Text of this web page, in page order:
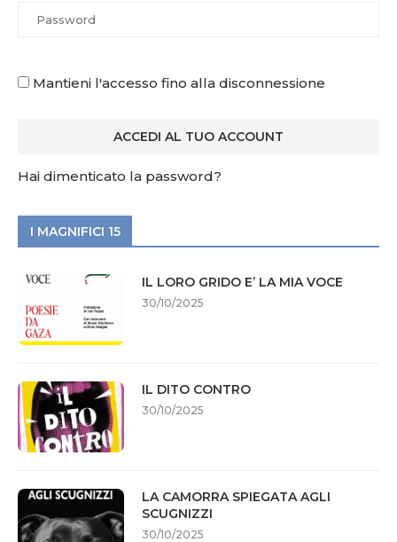
Mantieni l'accesso fino alla disconnessione
Hai dimenticato la password?
I MAGNIFICI 15
IL LORO GRIDO E’ LA MIA VOCE
30/10/2025
IL DITO CONTRO
30/10/2025
LA CAMORRA SPIEGATA AGLI
SCUGNIZZI
30/10/2025